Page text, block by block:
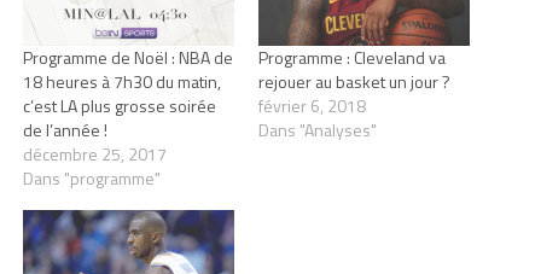
Programme de Noël : NBA de
18 heures à 7h30 du matin,
c’est LA plus grosse soirée
de l’année !
décembre 25, 2017
Dans "programme"
Programme : Cleveland va
rejouer au basket un jour ?
février 6, 2018
Dans "Analyses"